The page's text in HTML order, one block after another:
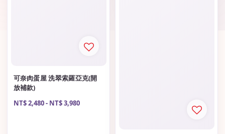
可奈肉蛋屋 洗翠索羅亞克(開
放補款)
Regular
NT$ 2,480- NT$ 3,980